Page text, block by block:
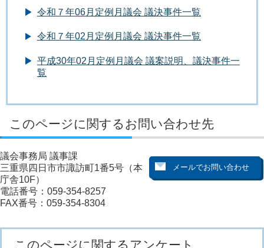
令和７年06月定例月議会 議決事件一覧
令和７年02月定例月議会 議決事件一覧
平成30年02月定例月議会 議案説明、議決事件一
覧
このページに関するお問い合わせ先
議会事務局 議事課
三重県四日市市諏訪町1番5号（本
庁舎10F）
電話番号：059-354-8257
FAX番号：059-354-8304
このページに関するアンケート